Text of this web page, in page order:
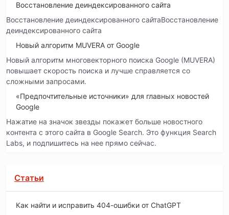
Восстановление деиндексированного сайта
Восстановление деиндексированного сайтаВосстановление
деиндексированного сайта
Новый алгоритм MUVERA от Google
Новый алгоритм многовекторного поиска Google (MUVERA)
повышает скорость поиска и лучше справляется со
сложными запросами.
«Предпочтительные источники» для главных новостей
Google
Нажатие на значок звезды покажет больше новостного
контента с этого сайта в Google Search. Это функция Search
Labs, и подпишитесь на нее прямо сейчас.
Статьи
Как найти и исправить 404-ошибки от ChatGPT